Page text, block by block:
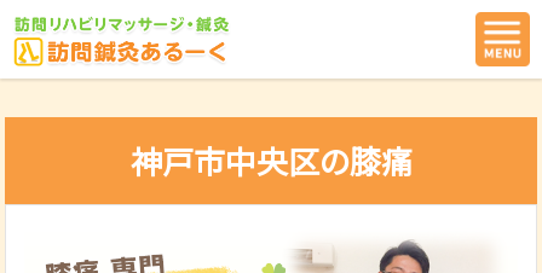
神戸市中央区の膝痛